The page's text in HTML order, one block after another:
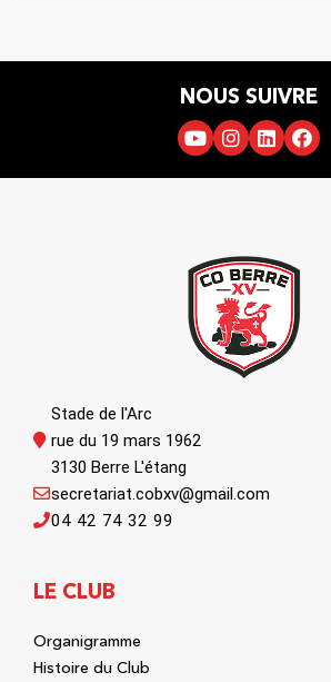
NOUS SUIVRE
Stade de l'Arc
rue du 19 mars 1962
3130 Berre L'étang
04 42 74 32 99
secretariat.cobxv@gmail.com
LE CLUB
Organigramme
Histoire du Club